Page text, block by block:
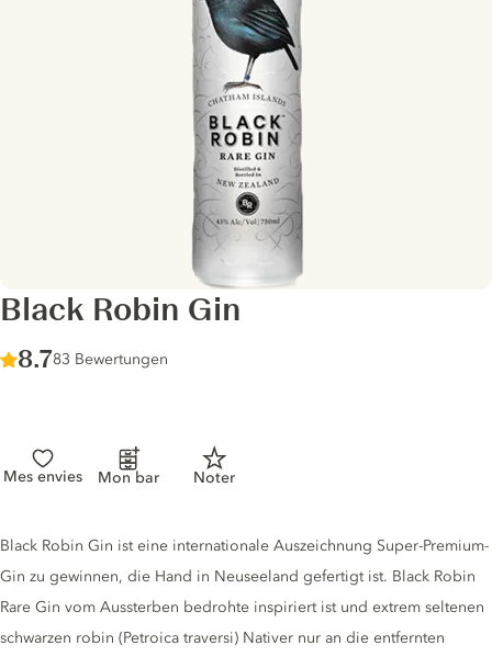
Black Robin Gin
Score :
8.7/ 10
83 Bewertungen
Mes envies Mon bar Noter
Gin description
Black Robin Gin ist eine internationale Auszeichnung Super-Premium-
Gin zu gewinnen, die Hand in Neuseeland gefertigt ist. Black Robin
Rare Gin vom Aussterben bedrohte inspiriert ist und extrem seltenen
schwarzen robin (Petroica traversi) Nativer nur an die entfernten